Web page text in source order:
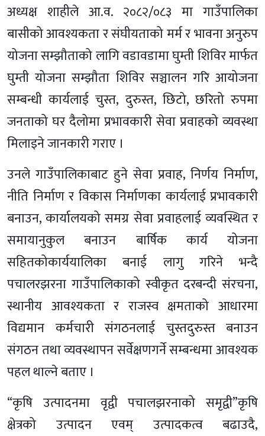
अध्यक्ष शाहीले आ.व. २०८२/०८३ मा गाउँपालिका
बासीको आवश्यकता र संघीयताको मर्म र भावना अनुरुप
योजना सम्झौताको लागि वडावडामा घुम्ती शिविर मार्फत
घुम्ती योजना सम्झौता शिविर सञ्चालन गरि आयोजना
सम्बन्धी कार्यलाई चुस्त, दुरुस्त, छिटो, छरितो रुपमा
जनताको घर दैलोमा प्रभावकारी सेवा प्रवाहको व्यवस्था
मिलाइने जानकारी गराए ।
उनले गाउँपालिकाबाट हुने सेवा प्रवाह, निर्णय निर्माण,
नीति निर्माण र विकास निर्माणका कार्यलाई प्रभावकारी
बनाउन, कार्यालयको समग्र सेवा प्रवाहलाई व्यवस्थित र
समायानुकुल बनाउन बार्षिक कार्य योजना
सहितकोकार्ययालिका बनाई लागु गरिने भन्दै
पचालरझरना गाउँपालिकाको स्वीकृत दरबन्दी संरचना,
स्थानीय आवश्यकता र राजस्व क्षमताको आधारमा
विद्यमान कर्मचारी संगठनलाई चुस्तदुरुस्त बनाउन
संगठन तथा व्यवस्थापन सर्वेक्षणगर्ने सम्बन्धमा आवश्यक
पहल थाल्ने बताए ।
“कृषि उत्पादनमा वृद्वी पचालझरनाको समृद्वी”कृषि
क्षेत्रको उत्पादन एवम् उत्पादकत्व बढाउदै,